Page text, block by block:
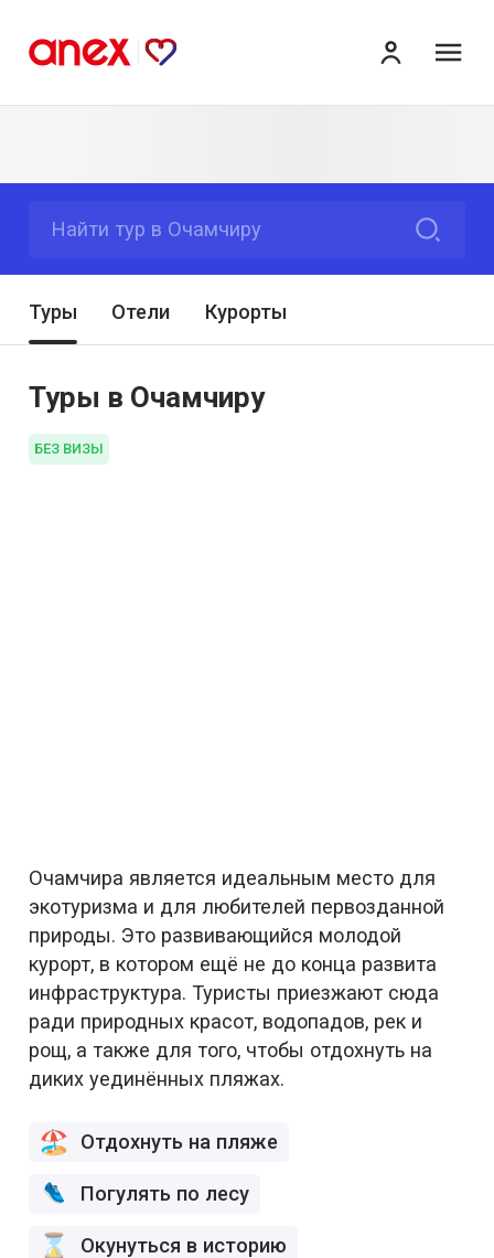
Найти тур в Очамчиру
Туры Отели Курорты
Туры в Очамчиру
БЕЗ ВИЗЫ
Очамчира является идеальным место для
экотуризма и для любителей первозданной
природы. Это развивающийся молодой
курорт, в котором ещё не до конца развита
инфраструктура. Туристы приезжают сюда
ради природных красот, водопадов, рек и
рощ, а также для того, чтобы отдохнуть на
диких уединённых пляжах.
Отдохнуть на пляже
Погулять по лесу
Окунуться в историю